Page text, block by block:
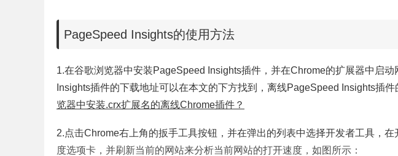
PageSpeed Insights的使用方法
1.在谷歌浏览器中安装PageSpeed Insights插件，并在Chrome的扩展器中启
Insights插件的下载地址可以在本文的下方找到，离线PageSpeed Insights插件
览器中安装.crx扩展名的离线Chrome插件？
2.点击Chrome右上角的扳手工具按钮，并在弹出的列表中选择开发者工具，
度选项卡，并刷新当前的网站来分析当前网站的打开速度，如图所示：